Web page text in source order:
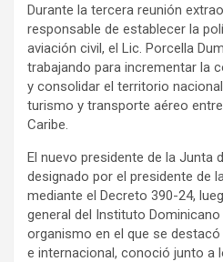
Durante la tercera reunión
responsable de establecer la
aviación civil, el Lic. Porcella
trabajando para incrementar la
y consolidar el territorio
turismo y transporte aéreo
Caribe.
El nuevo presidente de la Junta
designado por el presidente de
mediante el Decreto 390-24,
general del Instituto Dominicano
organismo en el que se
e internacional, conoció junto a